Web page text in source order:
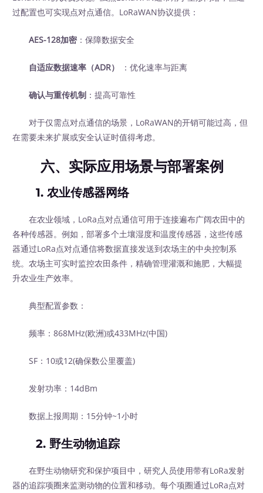
过配置也可实现点对点通信。LoRaWAN协议提供：
AES-128加密 ：保障数据安全
自适应数据速率（ADR） ‍ ：优化速率与距离
确认与重传机制 ：提高可靠性
对于仅需点对点通信的场景，LoRaWAN的开销可能过高，但
在需要未来扩展或安全认证时值得考虑。
六、实际应用场景与部署案例
1. 农业传感器网络
在农业领域，LoRa点对点通信可用于连接遍布广阔农田中的
各种传感器。例如，部署多个土壤湿度和温度传感器，这些传感
器通过LoRa点对点通信将数据直接发送到农场主的中央控制系
统。农场主可实时监控农田条件，精确管理灌溉和施肥，大幅提
升农业生产效率。
典型配置参数：
频率：868MHz(欧洲)或433MHz(中国)
SF：10或12(确保数公里覆盖)
发射功率：14dBm
数据上报周期：15分钟~1小时
2. 野生动物追踪
在野生动物研究和保护项目中，研究人员使用带有LoRa发射
器的追踪项圈来监测动物的位置和移动。每个项圈通过LoRa点对